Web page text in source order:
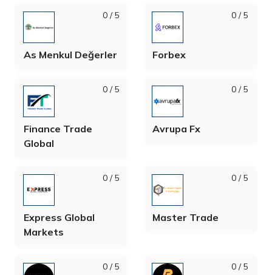
0 / 5
As Menkul Değerler
0 / 5
Forbex
0 / 5
Finance Trade
Global
0 / 5
Avrupa Fx
0 / 5
Express Global
Markets
0 / 5
Master Trade
0 / 5 0 / 5